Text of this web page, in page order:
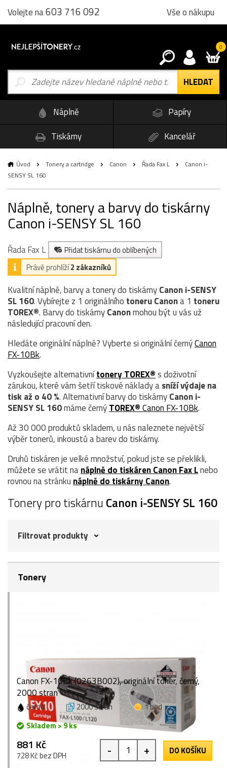
Volejte na603 716 092 Vše o nákupu
0
Náplně
Papíry
Tiskárny
Kancelář
Úvod Tonery a cartridge Canon Řada Fax L
Canon i-
SENSY SL 160
Náplně, tonery a barvy do tiskárny
Canon i-SENSY SL 160
Řada Fax L
Přidat tiskárnu do oblíbených
Právě prohlíží2 zákazníků
Kvalitní náplně, barvy a tonery do tiskárnyCanon i-SENSY
SL 160. Vybírejte z 1 originálního toneruCanona 1 toneru
TOREX®. Barvy do tiskárnyCanonmohou být u vás už
následující pracovní den.
Hledáte originální náplně? Vyberte si originální černýCanon
FX-10Bk.
Vyzkoušejte alternativnítonery TOREX®s doživotní
zárukou, které vám šetří tiskové náklady asníží výdaje na
tisk až o 40 %. Alternativní barvy do tiskárnyCanon i-
SENSY SL 160máme černýTOREX®Canon FX-10Bk.
Až 30 000 produktů skladem, u nás naleznete největší
výběr tonerů, inkoustů a barev do tiskárny.
Druhů tiskáren je velké množství, pokud jste se překlikli,
můžete se vrátit nanáplně do tiskáren Canon Fax Lnebo
rovnou na stránku náplně do tiskárny Canon.
Tonery pro tiskárnu Canon i-SENSY SL 160
Filtrovat produkty
Tonery
Canon FX-10Bk (0263B002), originální toner, černý,
2000 stran
černá 2000 stran
1 bod
Skladem > 9 ks
881 Kč
728 Kč bez DPH - + DO KOŠÍKU